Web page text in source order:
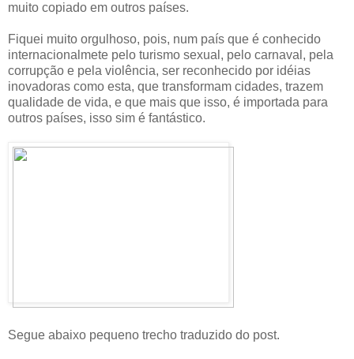
muito copiado em outros países.
Fiquei muito orgulhoso, pois, num país que é conhecido
internacionalmete pelo turismo sexual, pelo carnaval, pela
corrupção e pela violência, ser reconhecido por idéias
inovadoras como esta, que transformam cidades, trazem
qualidade de vida, e que mais que isso, é importada para
outros países, isso sim é fantástico.
Segue abaixo pequeno trecho traduzido do post.